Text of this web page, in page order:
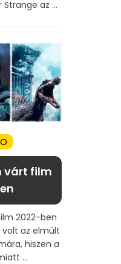
az ...
várt film
2022-ben
volt az elmúlt
hiszen a
...